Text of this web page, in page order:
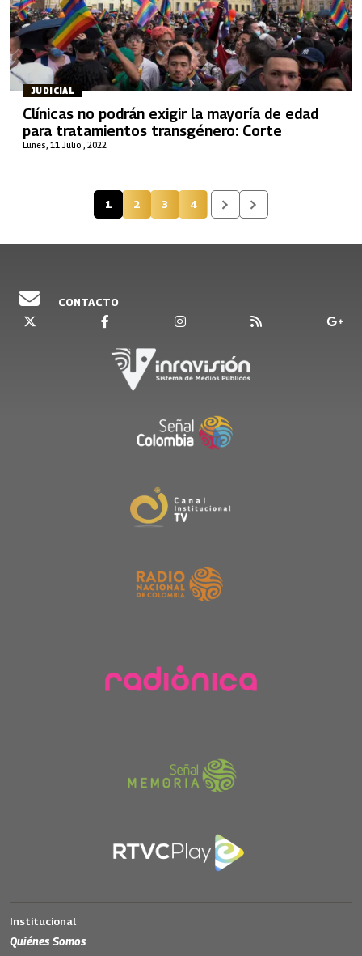
JUDICIAL
Lunes, 11 Julio , 2022
Clínicas no podrán exigir la mayoría de edad
para tratamientos transgénero: Corte
Página actual
1 Página
2 Página
3 Página
4
CONTACTO
Institucional
Quiénes Somos